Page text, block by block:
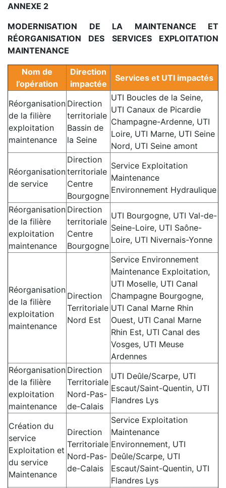
ANNEXE 2
MODERNISATION DE LA MAINTENANCE ET
RÉORGANISATION DES SERVICES EXPLOITATION
MAINTENANCE
Nom de
l’opération
Direction
impactée
Services et UTI impactés
Réorganisation
de la filière
exploitation
maintenance
Direction
territoriale
Bassin de
la Seine
UTI Boucles de la Seine,
UTI Canaux de Picardie
Champagne-Ardenne, UTI
Loire, UTI Marne, UTI Seine
Nord, UTI Seine amont
Réorganisation
de service
Direction
territoriale
Centre
Bourgogne
Service Exploitation
Maintenance
Environnement Hydraulique
Réorganisation
de la filière
exploitation
maintenance
Direction
territoriale
Centre
Bourgogne
UTI Bourgogne, UTI Val-de-
Seine-Loire, UTI Saône-
Loire, UTI Nivernais-Yonne
Réorganisation
de la filière
exploitation
maintenance
Direction
Territoriale
Nord Est
Service Environnement
Maintenance Exploitation,
UTI Moselle, UTI Canal
Champagne Bourgogne,
UTI Canal Marne Rhin
Ouest, UTI Canal Marne
Rhin Est, UTI Canal des
Vosges, UTI Meuse
Ardennes
Réorganisation
de la filière
exploitation
maintenance
Direction
Territoriale
Nord-Pas-
de-Calais
UTI Deûle/Scarpe, UTI
Escaut/Saint-Quentin, UTI
Flandres Lys
Création du
service
Exploitation et
du service
Maintenance
Direction
Territoriale
Nord-Pas-
de-Calais
Service Exploitation
Maintenance
Environnement, UTI
Deûle/Scarpe, UTI
Escaut/Saint-Quentin, UTI
Flandres Lys